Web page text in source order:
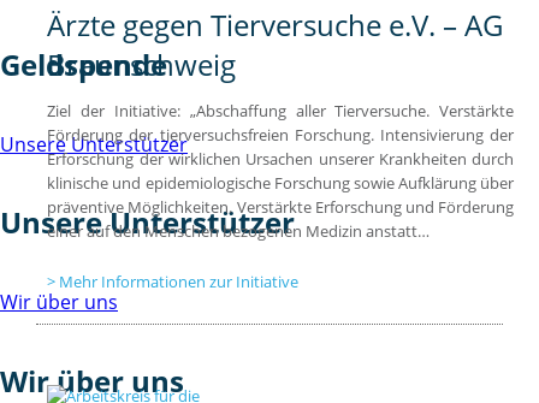
Geldspende
Unsere Unterstützer
Unsere Unterstützer
Wir über uns
Wir über uns
Ärzte gegen Tierversuche e.V. – AG
Braunschweig
Ziel der Initiative: „Abschaffung aller Tierversuche. Verstärkte
Förderung der tierversuchsfreien Forschung. Intensivierung der
Erforschung der wirklichen Ursachen unserer Krankheiten durch
klinische und epidemiologische Forschung sowie Aufklärung über
präventive Möglichkeiten. Verstärkte Erforschung und Förderung
einer auf den Menschen bezogenen Medizin anstatt…
Mehr Informationen zur Initiative